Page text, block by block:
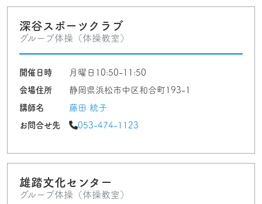
深谷スポーツクラブ
グループ体操（体操教室）
開催日時
月曜日10:50-11:50
会場住所
静岡県浜松市中区和合町193-1
講師名
藤田 統子
お問合せ先
053-474-1123
雄踏文化センター
グループ体操（体操教室）